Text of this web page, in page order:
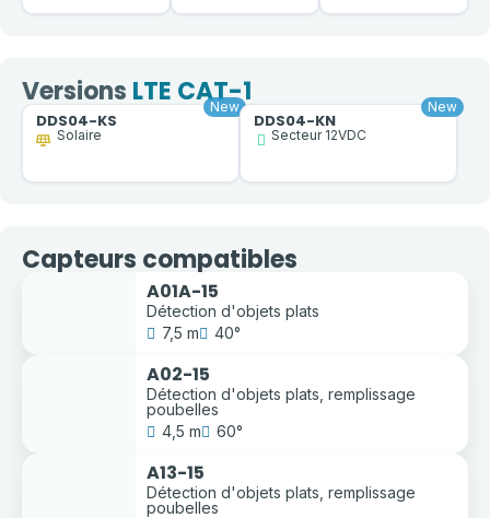
Versions LTE CAT-1
DDS04-KS
Solaire
DDS04-KN
Secteur 12VDC
Capteurs compatibles
A01A-15
Détection d'objets plats
7,5 m
40°
A02-15
Détection d'objets plats, remplissage
poubelles
4,5 m
60°
A13-15
Détection d'objets plats, remplissage
poubelles